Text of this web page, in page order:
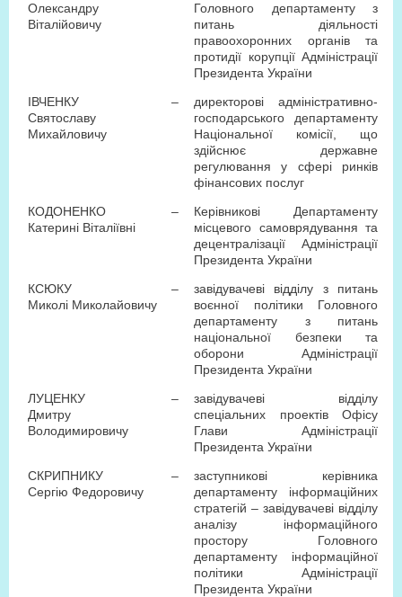
Олександру
Віталійовичу
Головного департаменту з
питань діяльності
правоохоронних органів та
протидії корупції Адміністрації
Президента України
ІВЧЕНКУ
Святославу
Михайловичу
–
директорові адміністративно-
господарського департаменту
Національної комісії, що
здійснює державне
регулювання у сфері ринків
фінансових послуг
КОДОНЕНКО
Катерині Віталіївні
–
Керівникові Департаменту
місцевого самоврядування та
децентралізації Адміністрації
Президента України
КСЮКУ
Миколі Миколайовичу
–
завідувачеві відділу з питань
воєнної політики Головного
департаменту з питань
національної безпеки та
оборони Адміністрації
Президента України
ЛУЦЕНКУ
Дмитру
Володимировичу
–
завідувачеві відділу
спеціальних проектів Офісу
Глави Адміністрації
Президента України
СКРИПНИКУ
Сергію Федоровичу
–
заступникові керівника
департаменту інформаційних
стратегій – завідувачеві відділу
аналізу інформаційного
простору Головного
департаменту інформаційної
політики Адміністрації
Президента України